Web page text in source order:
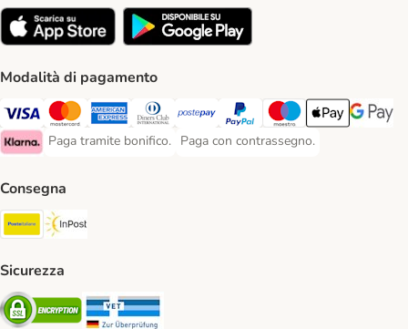
Modalità di pagamento
Paga con Visa. Payment Method
Paga con Mastercard. Payment Method
Paga con American Express. Payment Method
Paga con Diners Club. Payment Method
Paga con Postepay. Payment Method
Paga con PayPal. Payment
Paga con Maestro.
Apple PayGoogle
Klarna Payment Method
Paga tramite bonifico.
Paga tramite bonifico. Payment Method
Paga con contrassegno.
Paga con contrassegno. Payment
Consegna
Poste Italiane. Shipping Method
Sicurezza
Security